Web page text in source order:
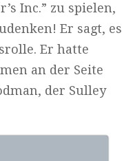
Inc.” zu spielen,
Er sagt, es
Er hatte
an der Seite
der Sulley